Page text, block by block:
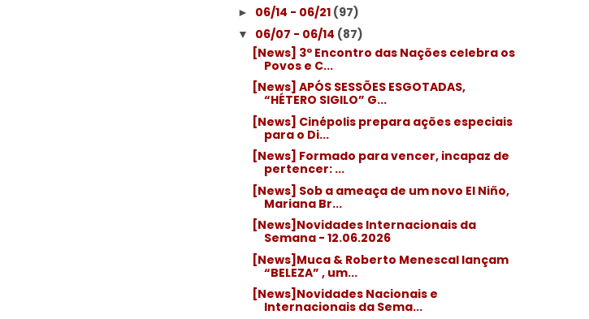
► 06/14 - 06/21 (97)
▼ 06/07 - 06/14 (87)
[News] 3º Encontro das Nações celebra os
Povos e C...
[News] APÓS SESSÕES ESGOTADAS,
“HÉTERO SIGILO” G...
[News] Cinépolis prepara ações especiais
para o Di...
[News] Formado para vencer, incapaz de
pertencer: ...
[News] Sob a ameaça de um novo El Niño,
Mariana Br...
[News]Novidades Internacionais da
Semana - 12.06.2026
[News]Muca & Roberto Menescal lançam
“BELEZA” , um...
[News]Novidades Nacionais e
Internacionais da Sema...